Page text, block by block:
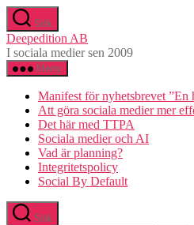
Hoppa
till
innehåll
Sök
Deepedition AB
I sociala medier sen 2009
Meny
Manifest för nyhetsbrevet ”En
Att göra sociala medier mer
Det här med TTPA
Sociala medier och AI
Vad är planning?
Integritetspolicy
Social By Default
Sök